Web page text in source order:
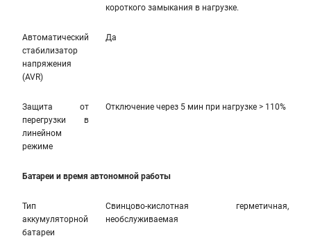
короткого замыкания в нагрузке.
Автоматический
стабилизатор
напряжения
(AVR)
Да
Защита от
перегрузки в
линейном
режиме
Отключение через 5 мин при нагрузке > 110%
Батареи и время автономной работы
Тип
аккумуляторной
батареи
Свинцово-кислотная герметичная,
необслуживаемая